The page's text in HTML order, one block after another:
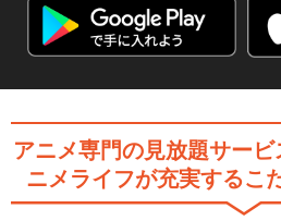
ミ
加
ミュ
つは
アニメ専門の見放題サービ
ニメライフが充実するこ